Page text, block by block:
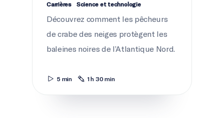
Carrières Science et technologie
Découvrez comment les pêcheurs
de crabe des neiges protègent les
baleines noires de l’Atlantique Nord.
5 min 1 h 30 min